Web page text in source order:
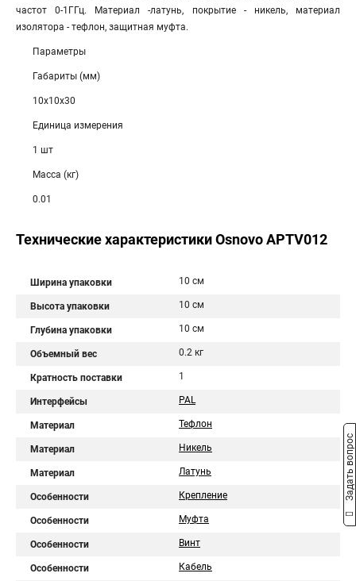
частот 0-1ГГц. Материал -латунь, покрытие - никель, материал
изолятора - тефлон, защитная муфта.
Параметры
Габариты (мм)
10x10x30
Единица измерения
1 шт
Масса (кг)
0.01
Технические характеристики Osnovo APTV012
Ширина упаковки 10 см
Высота упаковки 10 см
Глубина упаковки 10 см
Объемный вес 0.2 кг
Кратность поставки 1
Интерфейсы PAL
Материал Тефлон
Материал Никель
Материал Латунь
Особенности Крепление
Особенности Муфта
Особенности Винт
Особенности Кабель
Задать вопрос